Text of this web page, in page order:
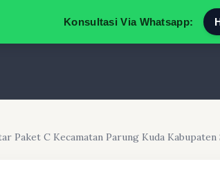
Konsultasi Via Whatsapp:
Paket C Kecamatan Parung Kuda Kabupaten